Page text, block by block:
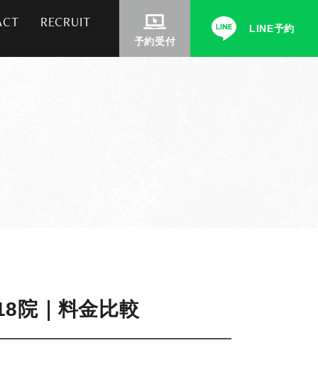
RECRUIT
予約受付
LINE予約
院｜料金比較